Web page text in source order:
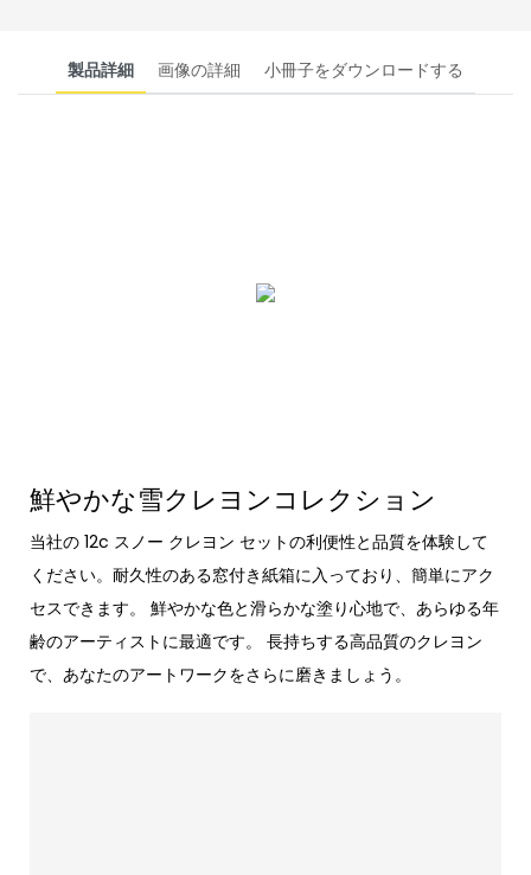
製品詳細 画像の詳細 小冊子をダウンロードする
鮮やかな雪クレヨンコレクション
当社の 12c スノー クレヨン セットの利便性と品質を体験して
ください。耐久性のある窓付き紙箱に入っており、簡単にアク
セスできます。 鮮やかな色と滑らかな塗り心地で、あらゆる年
齢のアーティストに最適です。 長持ちする高品質のクレヨン
で、あなたのアートワークをさらに磨きましょう。